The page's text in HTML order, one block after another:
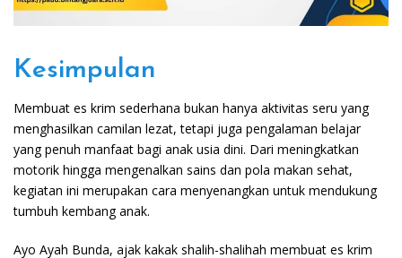
Kesimpulan
Membuat es krim sederhana bukan hanya aktivitas seru yang
menghasilkan camilan lezat, tetapi juga pengalaman belajar
yang penuh manfaat bagi anak usia dini. Dari meningkatkan
motorik hingga mengenalkan sains dan pola makan sehat,
kegiatan ini merupakan cara menyenangkan untuk mendukung
tumbuh kembang anak.
Ayo Ayah Bunda, ajak kakak shalih-shalihah membuat es krim